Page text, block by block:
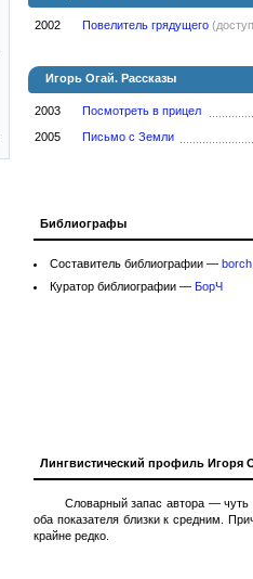
2002 Повелитель грядущего
Игорь Огай. Рассказы
2003 Посмотреть в прицел
2005
Письмо с Земли
Библиографы
Составитель библиографии — borch
Куратор библиографии — БорЧ
Лингвистический профиль Игоря
Словарный запас автора — чуть
оба показателя близки к средним.
крайне редко.